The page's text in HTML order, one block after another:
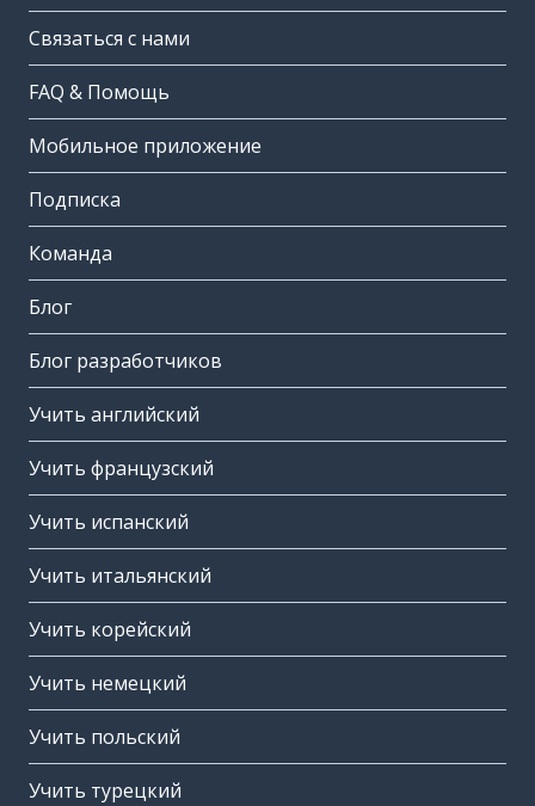
Связаться с нами
FAQ & Помощь
Мобильное приложение
Подписка
Команда
Блог
Блог разработчиков
Учить английский
Учить французский
Учить испанский
Учить итальянский
Учить корейский
Учить немецкий
Учить польский
Учить турецкий